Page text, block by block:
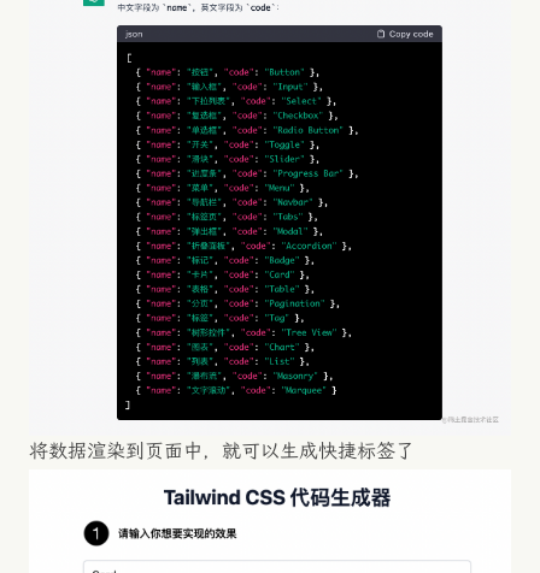
将数据渲染到页面中，就可以生成快捷标签了